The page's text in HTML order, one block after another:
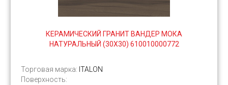
КЕРАМИЧЕСКИЙ ГРАНИТ ВАНДЕР МОКА
НАТУРАЛЬНЫЙ (30Х30) 610010000772
Торговая марка: ITALON
Поверхность: